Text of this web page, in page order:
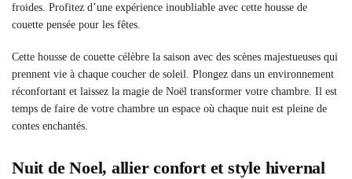
froides. Profitez d’une expérience inoubliable avec cette housse de
couette pensée pour les fêtes.
Cette housse de couette célèbre la saison avec des scènes majestueuses qui
prennent vie à chaque coucher de soleil. Plongez dans un environnement
réconfortant et laissez la magie de Noël transformer votre chambre. Il est
temps de faire de votre chambre un espace où chaque nuit est pleine de
contes enchantés.
Nuit de Noel, allier confort et style hivernal